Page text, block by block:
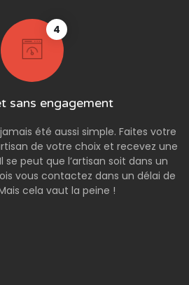
4
sans engagement
été aussi simple. Faites votre
de votre choix et recevez une
peut que l’artisan soit dans un
vous contactez dans un délai de
cela vaut la peine !